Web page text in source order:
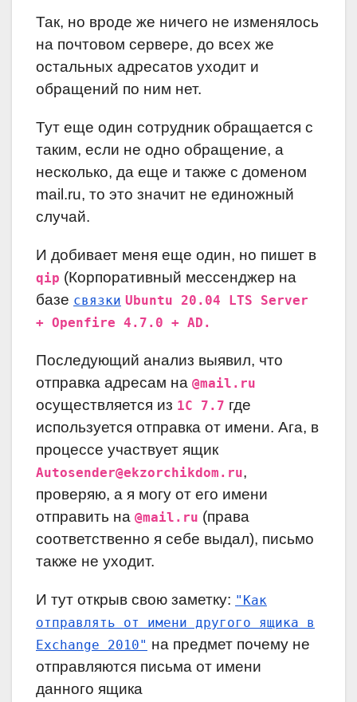
Так, но вроде же ничего не изменялось
на почтовом сервере, до всех же
остальных адресатов уходит и
обращений по ним нет.
Тут еще один сотрудник обращается с
таким, если не одно обращение, а
несколько, да еще и также с доменом
mail.ru, то это значит не единожный
случай.
И добивает меня еще один, но пишет в
qip (Корпоративный мессенджер на
базе связки Ubuntu 20.04 LTS Server
+ Openfire 4.7.0 + AD.
Последующий анализ выявил, что
отправка адресам на @mail.ru
осуществляется из 1С 7.7 где
используется отправка от имени. Ага, в
процессе участвует ящик
Autosender@ekzorchikdom.ru,
проверяю, а я могу от его имени
отправить на @mail.ru (права
соответственно я себе выдал), письмо
также не уходит.
И тут открыв свою заметку: "Как
отправлять от имени другого ящика в
Exchange 2010" на предмет почему не
отправляются письма от имени
данного ящика